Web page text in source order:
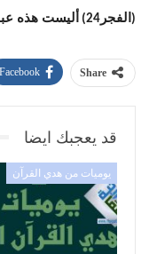
( الفجر 24) أليست هذه
Share
Facebook
قد يعجبك ايضا
يوميات من هدي القرآن